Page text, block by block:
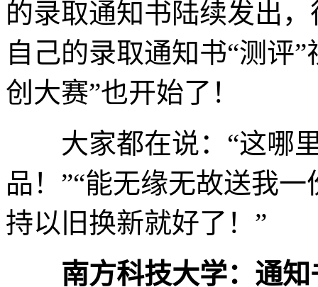
的录取通知书陆续发出
自己的录取通知书“测评
创大赛”也开始了！
大家都在说：“这哪里
品！”“能无缘无故送我
持以旧换新就好了！”
南方科技大学：通